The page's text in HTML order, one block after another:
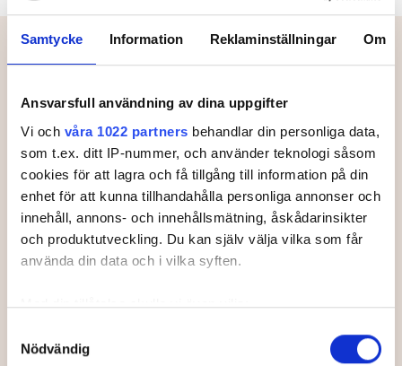
Samtycke Information Reklaminställningar Om
Ansvarsfull användning av dina uppgifter
Vi och våra 1022 partners behandlar din personliga data,
som t.ex. ditt IP-nummer, och använder teknologi såsom
cookies för att lagra och få tillgång till information på din
enhet för att kunna tillhandahålla personliga annonser och
innehåll, annons- och innehållsmätning, åskådarinsikter
och produktutveckling. Du kan själv välja vilka som får
använda din data och i vilka syften.
Med din tillåtelse skulle vi även vilja:
kan ha en noggrannhet på upp till flera meter
Nödvändig
Meny
Leaderboard.
Hål Till par